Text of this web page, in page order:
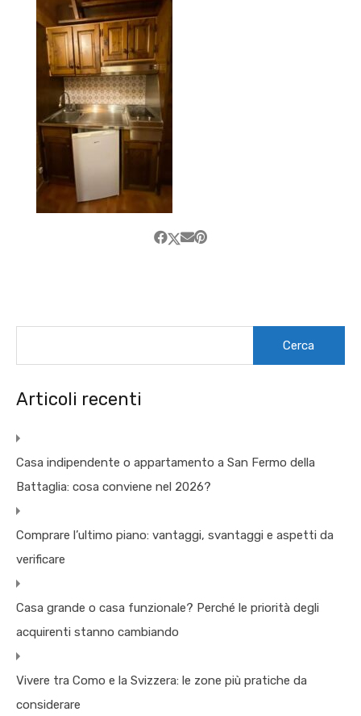
Articoli recenti
Casa indipendente o appartamento a San Fermo della
Battaglia: cosa conviene nel 2026?
Comprare l’ultimo piano: vantaggi, svantaggi e aspetti da
verificare
Casa grande o casa funzionale? Perché le priorità degli
acquirenti stanno cambiando
Vivere tra Como e la Svizzera: le zone più pratiche da
considerare